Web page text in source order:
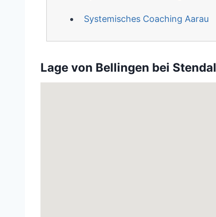
Systemisches Coaching Aarau
Lage von Bellingen bei Stendal